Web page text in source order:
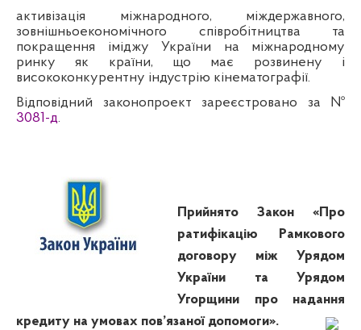
активізація міжнародного, міждержавного,
зовнішньоекономічного співробітництва та
покращення іміджу України на міжнародному
ринку як країни, що має розвинену і
висококонкурентну індустрію кінематографії.
Відповідний законопроект зареєстровано за №
3081-д.
Прийнято Закон «Про
ратифікацію Рамкового
договору між Урядом
України та Урядом
Угорщини про надання
кредиту на умовах пов’язаної допомоги».